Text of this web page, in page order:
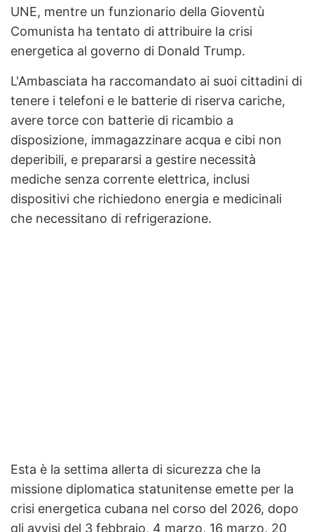
UNE, mentre un funzionario della Gioventù
Comunista ha tentato di attribuire la crisi
energetica al governo di Donald Trump.
L'Ambasciata ha raccomandato ai suoi cittadini di
tenere i telefoni e le batterie di riserva cariche,
avere torce con batterie di ricambio a
disposizione, immagazzinare acqua e cibi non
deperibili, e prepararsi a gestire necessità
mediche senza corrente elettrica, inclusi
dispositivi che richiedono energia e medicinali
che necessitano di refrigerazione.
Esta è la settima allerta di sicurezza che la
missione diplomatica statunitense emette per la
crisi energetica cubana nel corso del 2026, dopo
gli avvisi del 3 febbraio, 4 marzo, 16 marzo, 20